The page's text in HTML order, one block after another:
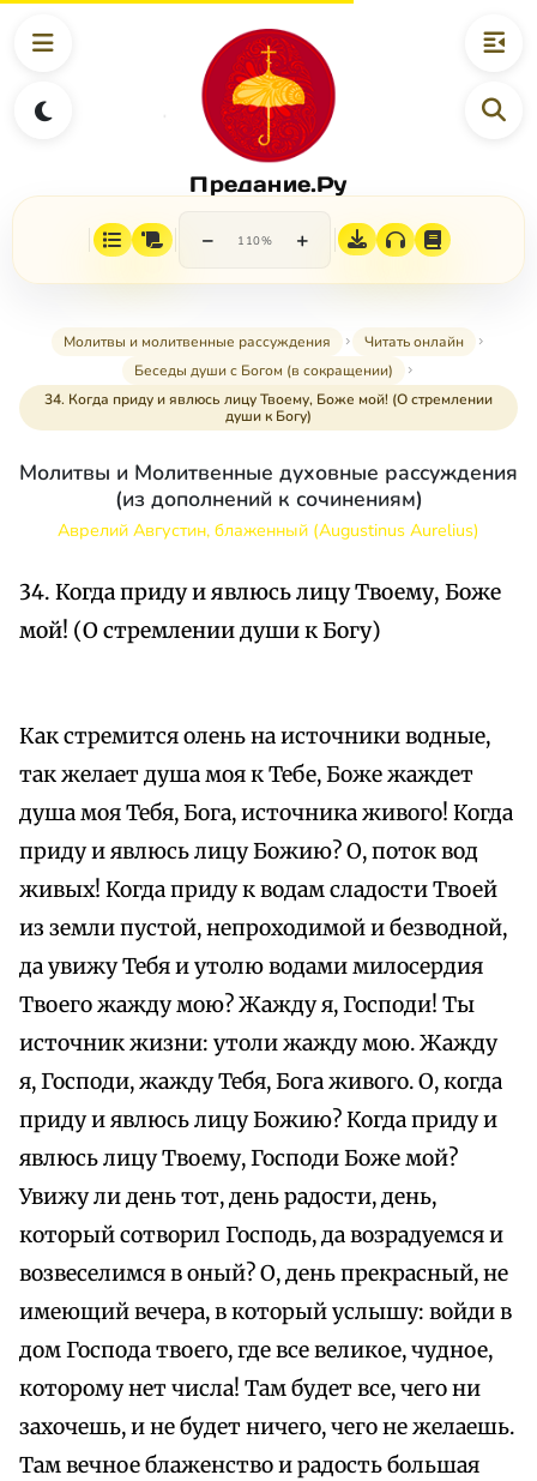
Предание.Ру
− 110% +
Молитвы и молитвенные рассуждения
Читать онлайн
Беседы души с Богом (в сокращении)
34. Когда приду и явлюсь лицу Твоему, Боже мой! (О стремлении
души к Богу)
Молитвы и Молитвенные духовные рассуждения
(из дополнений к сочинениям)
Аврелий Августин, блаженный (Augustinus Aurelius)
34. Когда приду и явлюсь лицу Твоему, Боже
мой! (О стремлении души к Богу)
Как стремится олень на источники водные,
так желает душа моя к Тебе, Боже жаждет
душа моя Тебя, Бога, источника живого! Когда
приду и явлюсь лицу Божию? О, поток вод
живых! Когда приду к водам сладости Твоей
из земли пустой, непроходимой и безводной,
да увижу Тебя и утолю водами милосердия
Твоего жажду мою? Жажду я, Господи! Ты
источник жизни: утоли жажду мою. Жажду
я, Господи, жажду Тебя, Бога живого. О, когда
приду и явлюсь лицу Божию? Когда приду и
явлюсь лицу Твоему, Господи Боже мой?
Увижу ли день тот, день радости, день,
который сотворил Господь, да возрадуемся и
возвеселимся в оный? О, день прекрасный, не
имеющий вечера, в который услышу: войди в
дом Господа твоего, где все великое, чудное,
которому нет числа! Там будет все, чего ни
захочешь, и не будет ничего, чего не желаешь.
Там вечное блаженство и радость большая